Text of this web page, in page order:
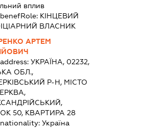
вплив
КІНЦЕВИЙ
ВЛАСНИК
АРТЕМ
УКРАЇНА, 02232,
ОБЛ.,
Р-Н, МІСТО
50, КВАРТИРА 28
Україна